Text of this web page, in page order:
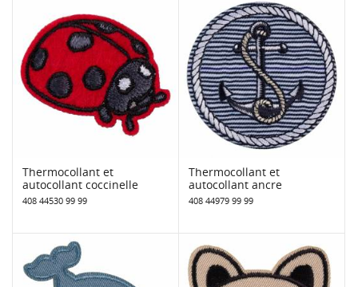
Thermocollant et
autocollant coccinelle
408 44530 99 99
Thermocollant et
autocollant ancre
408 44979 99 99